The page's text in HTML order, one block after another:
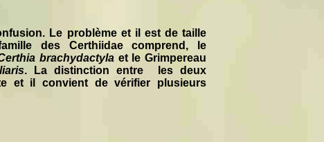
Le problème et il est de taille
des Certhiidae comprend, le
brachydactylaet le Grimpereau
. La distinction entre les deux
et il convient de vérifier plusieurs